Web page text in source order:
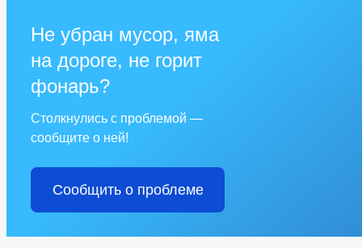
Не убран мусор, яма
на дороге, не горит
фонарь?
Столкнулись с проблемой —
сообщите о ней!
Сообщить о проблеме